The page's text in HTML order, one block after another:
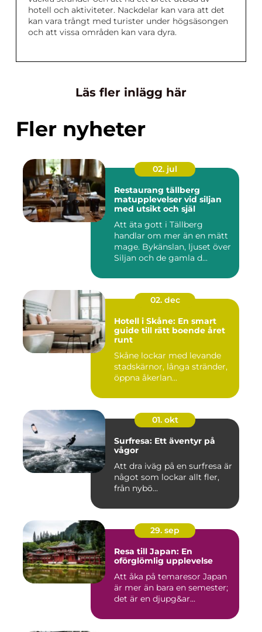
hotell och aktiviteter. Nackdelar kan vara att det
kan vara trångt med turister under högsäsongen
och att vissa områden kan vara dyra.
Läs fler inlägg här
Fler nyheter
02. jul
Restaurang tällberg
matupplevelser vid siljan
med utsikt och själ
Att äta gott i Tällberg
handlar om mer än en mätt
mage. Bykänslan, ljuset över
Siljan och de gamla d...
02. dec
Hotell i Skåne: En smart
guide till rätt boende året
runt
Skåne lockar med levande
stadskärnor, långa stränder,
öppna åkerlan...
01. okt
Surfresa: Ett äventyr på
vågor
Att dra iväg på en surfresa är
något som lockar allt fler,
från nybö...
29. sep
Resa till Japan: En
oförglömlig upplevelse
Att åka på temaresor Japan
är mer än bara en semester;
det är en djupg&ar...